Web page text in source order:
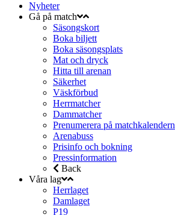
Nyheter
Gå på match
Säsongskort
Boka biljett
Boka säsongsplats
Mat och dryck
Hitta till arenan
Säkerhet
Väskförbud
Herrmatcher
Dammatcher
Prenumerera på matchkalendern
Arenabuss
Prisinfo och bokning
Pressinformation
Back
Våra lag
Herrlaget
Damlaget
P19